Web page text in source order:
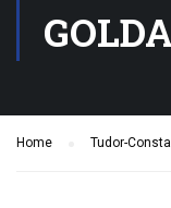
Home Tudor-